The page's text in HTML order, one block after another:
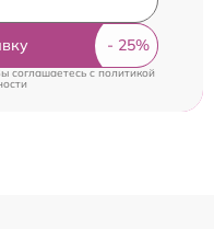
соглашаетесь cполитикой